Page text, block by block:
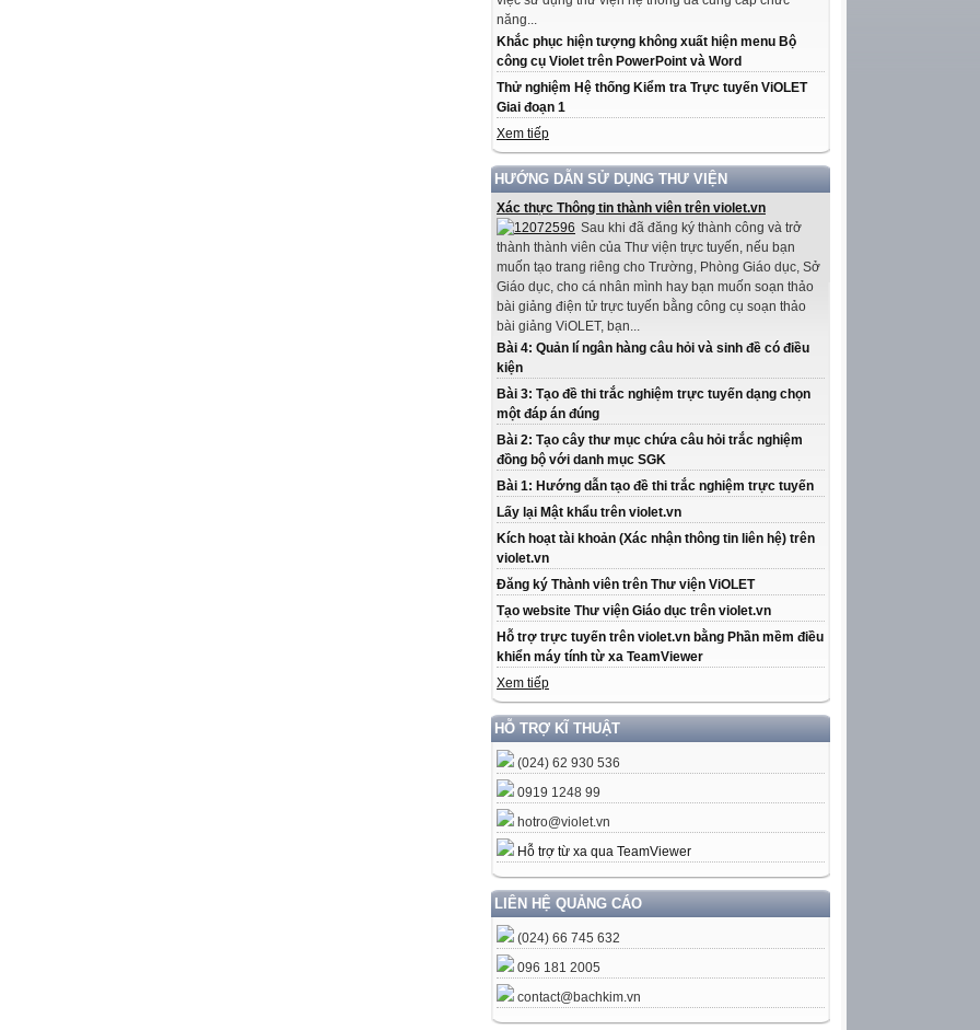
năng...
Khắc phục hiện tượng không xuất hiện menu Bộ
công cụ Violet trên PowerPoint và Word
Thử nghiệm Hệ thống Kiểm tra Trực tuyến ViOLET
Giai đoạn 1
Xem tiếp
HƯỚNG DẪN SỬ DỤNG THƯ VIỆN
Xác thực Thông tin thành viên trên violet.vn
Sau khi đã đăng ký thành công và trở
thành thành viên của Thư viện trực tuyến, nếu bạn
muốn tạo trang riêng cho Trường, Phòng Giáo dục, Sở
Giáo dục, cho cá nhân mình hay bạn muốn soạn thảo
bài giảng điện tử trực tuyến bằng công cụ soạn thảo
bài giảng ViOLET, bạn...
Bài 4: Quản lí ngân hàng câu hỏi và sinh đề có điều
kiện
Bài 3: Tạo đề thi trắc nghiệm trực tuyến dạng chọn
một đáp án đúng
Bài 2: Tạo cây thư mục chứa câu hỏi trắc nghiệm
đồng bộ với danh mục SGK
Bài 1: Hướng dẫn tạo đề thi trắc nghiệm trực tuyến
Lấy lại Mật khẩu trên violet.vn
Kích hoạt tài khoản (Xác nhận thông tin liên hệ) trên
violet.vn
Đăng ký Thành viên trên Thư viện ViOLET
Tạo website Thư viện Giáo dục trên violet.vn
Hỗ trợ trực tuyến trên violet.vn bằng Phần mềm điều
khiển máy tính từ xa TeamViewer
Xem tiếp
HỖ TRỢ KĨ THUẬT
(024) 62 930 536
0919 1248 99
hotro@violet.vn
Hỗ trợ từ xa qua TeamViewer
LIÊN HỆ QUẢNG CÁO
(024) 66 745 632
096 181 2005
contact@bachkim.vn